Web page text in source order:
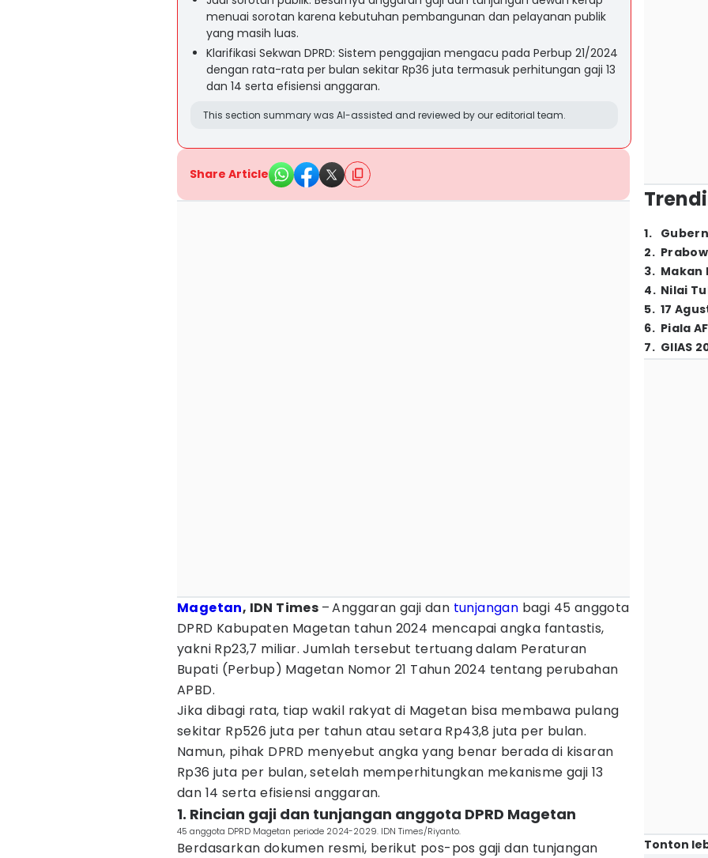
menuai sorotan karena kebutuhan pembangunan dan pelayanan publik
yang masih luas.
Klarifikasi Sekwan DPRD: Sistem penggajian mengacu pada Perbup 21/2024
dengan rata-rata per bulan sekitar Rp36 juta termasuk perhitungan gaji 13
dan 14 serta efisiensi anggaran.
This section summary was AI-assisted and reviewed by our editorial team.
Share Article
Magetan, IDN Times –Anggaran gaji dan tunjangan bagi 45 anggota
DPRD Kabupaten Magetan tahun 2024 mencapai angka fantastis,
yakni Rp23,7 miliar. Jumlah tersebut tertuang dalam Peraturan
Bupati (Perbup) Magetan Nomor 21 Tahun 2024 tentang perubahan
APBD.
Jika dibagi rata, tiap wakil rakyat di Magetan bisa membawa pulang
sekitar Rp526 juta per tahun atau setara Rp43,8 juta per bulan.
Namun, pihak DPRD menyebut angka yang benar berada di kisaran
Rp36 juta per bulan, setelah memperhitungkan mekanisme gaji 13
dan 14 serta efisiensi anggaran.
1. Rincian gaji dan tunjangan anggota DPRD Magetan
45 anggota DPRD Magetan periode 2024-2029. IDN Times/Riyanto.
Berdasarkan dokumen resmi, berikut pos-pos gaji dan tunjangan
1.
2.
3. Makan
4. Nilai
5. 17
6. Piala
7. GIIAS
Tonton